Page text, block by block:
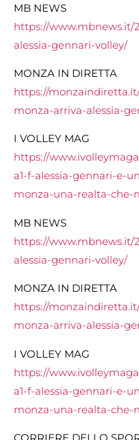
MB NEWS
https://www.mbnews.it/
alessia-gennari-volley/
MONZA IN DIRETTA
https://
monza-arriva-alessia-
I VOLLEY MAG
https://
a1-f-alessia-gennari-e-
monza-una-realta-
MB NEWS
https://www.mbnews.it/
alessia-gennari-volley/
MONZA IN DIRETTA
https://
monza-arriva-alessia-
I VOLLEY MAG
https://
a1-f-alessia-gennari-e-
monza-una-realta-